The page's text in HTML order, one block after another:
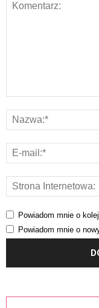
Powiadom mnie o
Powiadom mnie o